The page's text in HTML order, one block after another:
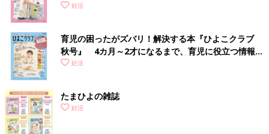
妊活
育児の困ったがズバリ！解決する本『ひよこクラブ
秋号』 4カ月～2才になるまで、育児に役立つ情報が
いっぱい！
妊活
たまひよの雑誌
妊活